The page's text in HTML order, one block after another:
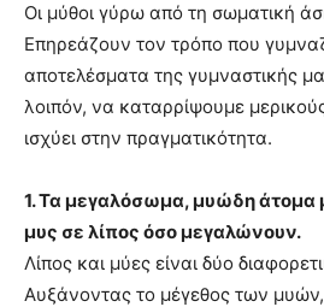
Οι μύθοι γύρω από τη σωματική
Επηρεάζουν τον τρόπο που
αποτελέσματα της γυμναστικής
λοιπόν, να καταρρίψουμε
ισχύει στην πραγματικότητα.
1. Τα μεγαλόσωμα, μυώδη άτομα
μυς σε λίπος όσο μεγαλώνουν.
Λίπος και μύες είναι δύο
Αυξάνοντας το μέγεθος των μυών,